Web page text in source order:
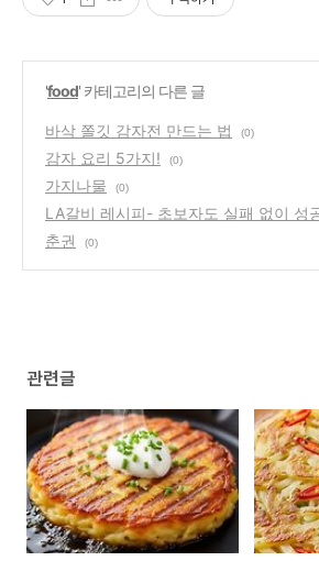
'food' 카테고리의 다른 글
바삭 쫄깃 감자전 만드는 법 (0)
감자 요리 5가지! (0)
가지나물 (0)
LA갈비 레시피- 초보자도 실패 없이 성
비법
(0)
춘권 (0)
관련글